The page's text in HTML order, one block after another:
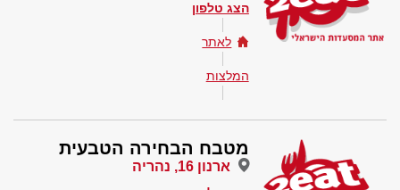
הצג טלפון
לאתר
המלצות
מטבח הבחירה הטבעית
ארנון 16, נהריה